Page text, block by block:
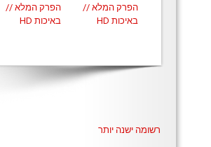
הפרק המלא //
באיכות HD
הפרק המלא //
באיכות HD
רשומה ישנה יותר